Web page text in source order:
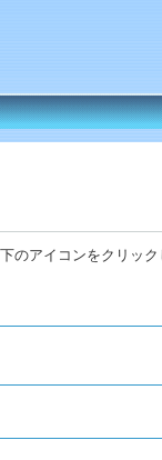
アイコンをクリッ